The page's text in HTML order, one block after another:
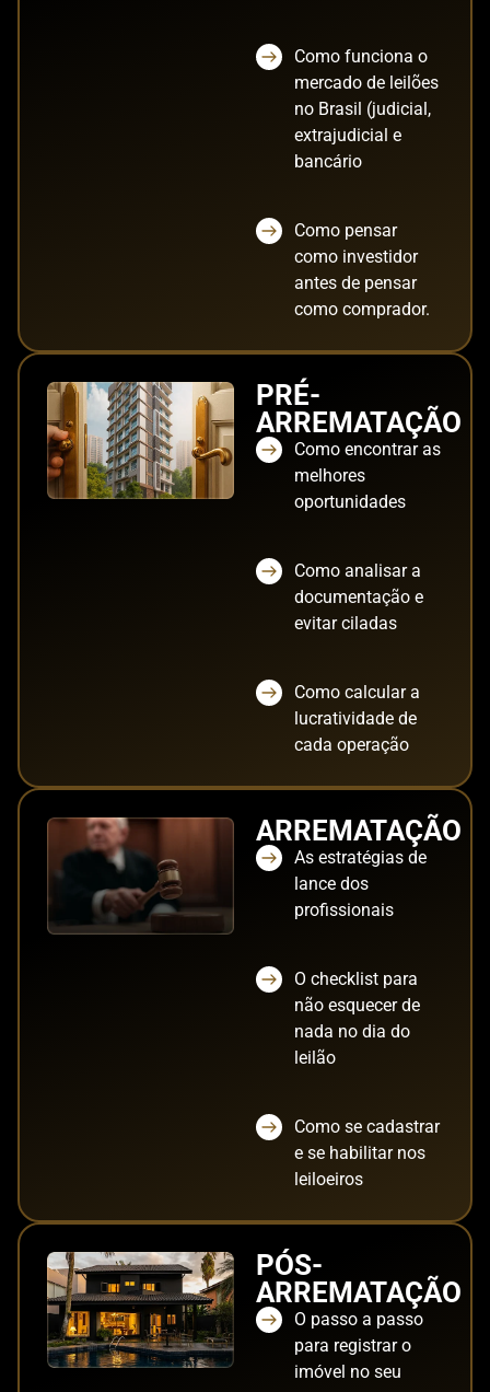
Como funciona o
mercado de leilões
no Brasil (judicial,
extrajudicial e
bancário
Como pensar
como investidor
antes de pensar
como comprador.
PRÉ-
ARREMATAÇÃO
Como encontrar as
melhores
oportunidades
Como analisar a
documentação e
evitar ciladas
Como calcular a
lucratividade de
cada operação
ARREMATAÇÃO
As estratégias de
lance dos
profissionais
O checklist para
não esquecer de
nada no dia do
leilão
Como se cadastrar
e se habilitar nos
leiloeiros
PÓS-
ARREMATAÇÃO
O passo a passo
para registrar o
imóvel no seu